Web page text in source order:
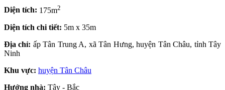
Diện tích: 175m2
Diện tích chi tiết: 5m x 35m
Địa chỉ: ấp Tân Trung A, xã Tân Hưng, huyện Tân Châu, tỉnh Tây
Ninh
Khu vực: huyện Tân Châu
Hướng nhà: Tây - Bắc